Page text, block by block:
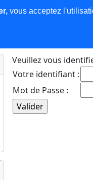
Plus
Veuillez vous
Votre identifiant :
Mot de Passe :
vous acceptez